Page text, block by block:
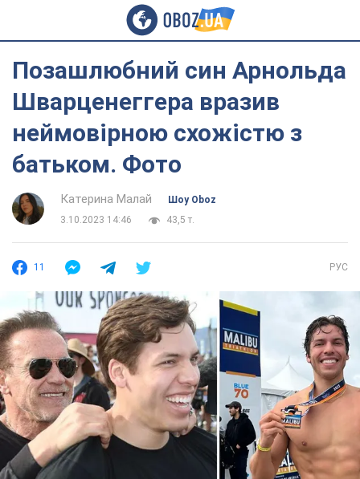
Позашлюбний син Арнольда
Шварценеггера вразив
неймовірною схожістю з
батьком. Фото
Катерина Малай
Шоу Oboz
3.10.2023 14:46
43,5 т.
11 РУС